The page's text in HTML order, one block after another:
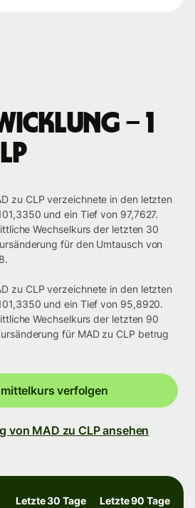
– 1
zu CLP verzeichnete in den letzten
und ein Tief von 97,7627.
Wechselkurs der letzten 30
für den Umtausch von
zu CLP verzeichnete in den letzten
und ein Tief von 95,8920.
Wechselkurs der letzten 90
für MAD zu CLP betrug
verfolgen
von MAD zu CLP ansehen
Letzte 30 Tage Letzte 90 Tage